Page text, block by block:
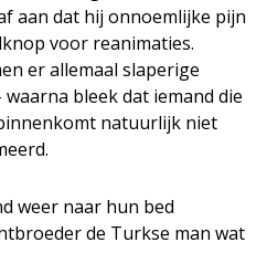
aan dat hij onnoemlijke pijn
voor reanimaties.
er allemaal slaperige
bleek dat iemand die
natuurlijk niet
weer naar hun bed
de Turkse man wat